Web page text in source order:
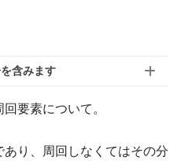
含みます
要素について。
り、周回しなくてはその分